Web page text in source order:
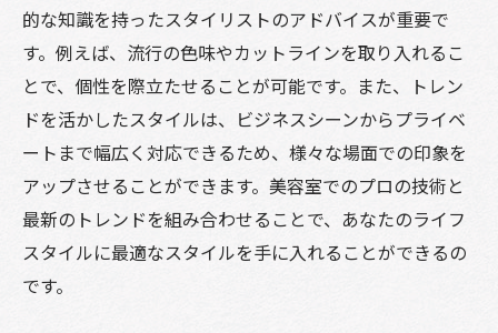
美容室に通うことで得られる安心感
美容室でプロの技術とケアがもたらす髪質改善
の効果
髪質改善のための最新トリートメント紹介
プロが教える自宅での髪のケア方法
サロンでの定期的なケアのメリット
髪質診断で自分の髪に合った施術を知る
的な知識を持ったスタイリストのアドバイスが重要で
す。例えば、流行の色味やカットラインを取り入れるこ
とで、個性を際立たせることが可能です。また、トレン
ドを活かしたスタイルは、ビジネスシーンからプライベ
ートまで幅広く対応できるため、様々な場面での印象を
アップさせることができます。美容室でのプロの技術と
最新のトレンドを組み合わせることで、あなたのライフ
スタイルに最適なスタイルを手に入れることができるの
です。